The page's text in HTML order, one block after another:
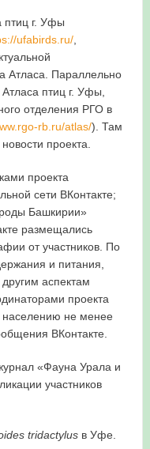
птиц г. Уфы
ufabirds.ru/,
Атласа. Параллельно
птиц г. Уфы,
отделения РГО в
rb.ru/atlas/). Там
проекта.
проекта
сети ВКонтакте;
Башкирии»
размещались
от участников. По
и питания,
аспектам
проекта
населению не менее
ВКонтакте.
«Фауна Урала и
участников
tridactylusв Уфе.